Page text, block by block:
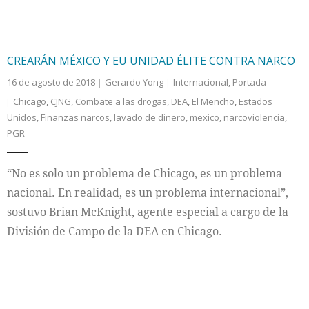
CREARÁN MÉXICO Y EU UNIDAD ÉLITE CONTRA NARCO
16 de agosto de 2018 Gerardo Yong Internacional, Portada
Chicago, CJNG, Combate a las drogas, DEA, El Mencho, Estados
Unidos, Finanzas narcos, lavado de dinero, mexico, narcoviolencia,
PGR
“No es solo un problema de Chicago, es un problema
nacional. En realidad, es un problema internacional”,
sostuvo Brian McKnight, agente especial a cargo de la
División de Campo de la DEA en Chicago.